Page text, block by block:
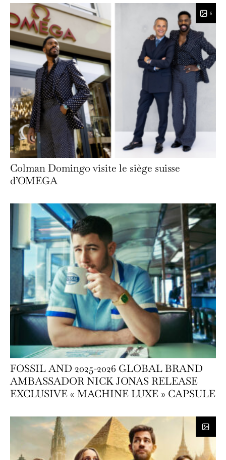
6
Colman Domingo visite le siège suisse
d’OMEGA
FOSSIL AND 2025-2026 GLOBAL BRAND
AMBASSADOR NICK JONAS RELEASE
EXCLUSIVE « MACHINE LUXE » CAPSULE